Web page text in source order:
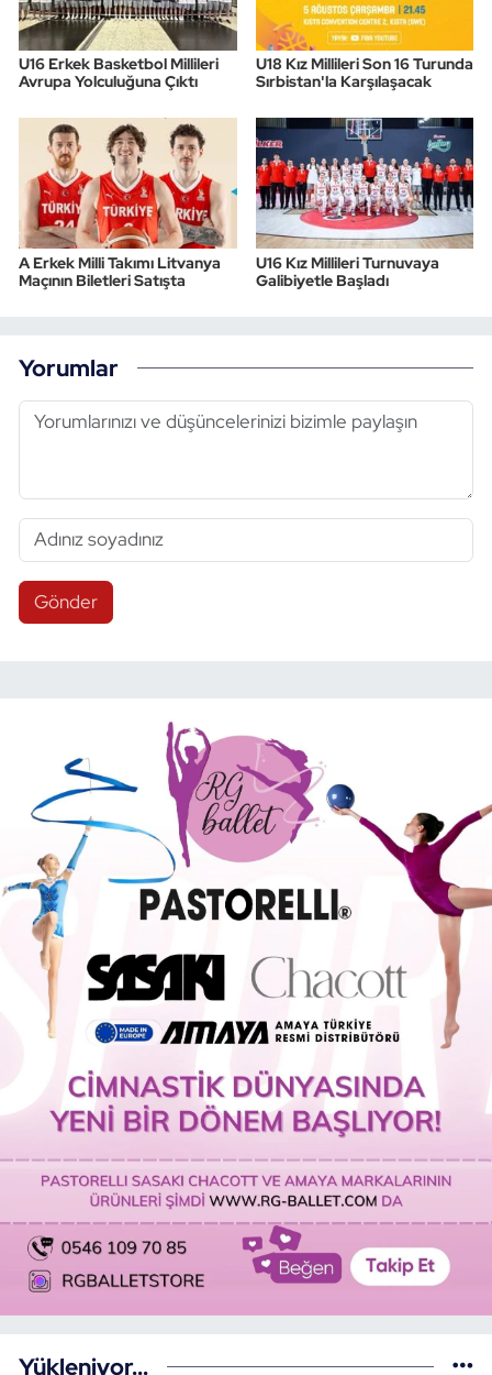
U16 Erkek Basketbol Millileri
Avrupa Yolculuğuna Çıktı
U18 Kız Millileri Son 16 Turunda
Sırbistan'la Karşılaşacak
A Erkek Milli Takımı Litvanya
Maçının Biletleri Satışta
U16 Kız Millileri Turnuvaya
Galibiyetle Başladı
Yorumlar
Gönder
Yükleniyor...